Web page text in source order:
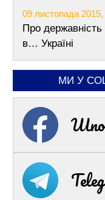
09 листопада
Про державність
в… Україні
МИ У